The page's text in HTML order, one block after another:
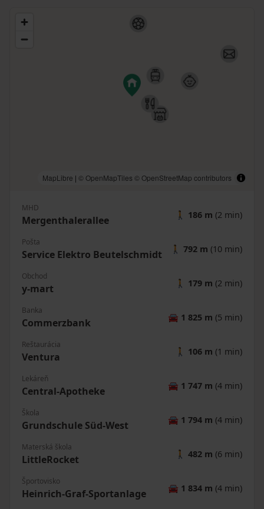
MapLibre | © OpenMapTiles © OpenStreetMap contributors
MHD
Mergenthalerallee 🚶 186 m (2 min)
Pošta
Service Elektro Beutelschmidt 🚶 792 m (10 min)
Obchod
y-mart 🚶 179 m (2 min)
Banka
Commerzbank 🚘 1 825 m (5 min)
Reštaurácia
Ventura 🚶 106 m (1 min)
Lekáreň
Central-Apotheke 🚘 1 747 m (4 min)
Škola
Grundschule Süd-West 🚘 1 794 m (4 min)
Materská škola
LittleRocket 🚶 482 m (6 min)
Športovisko
Heinrich-Graf-Sportanlage 🚘 1 834 m (4 min)